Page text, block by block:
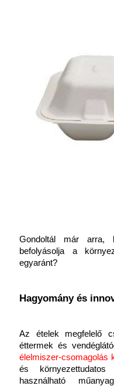
Gondoltál már arra,
befolyásolja a
egyaránt?
Hagyomány és
Az ételek megfelelő
éttermek és
élelmiszer-csomagolás
és
használható